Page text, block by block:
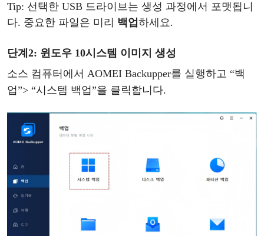
Tip: 선택한 USB 드라이브는 생성 과정에서 포맷됩니
다. 중요한 파일은 미리 백업 하세요.
단계 2: 윈도우 10시스템 이미지 생성
소스 컴퓨터에서 AOMEI Backupper를 실행하고 “백
업”> “시스템 백업”을 클릭합니다.